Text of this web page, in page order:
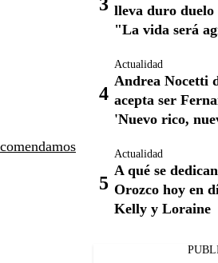
lleva duro duelo
"La vida será
Actualidad
Andrea Nocetti
acepta ser
'Nuevo rico,
Actualidad
A qué se
Orozco hoy en
Kelly y Loraine